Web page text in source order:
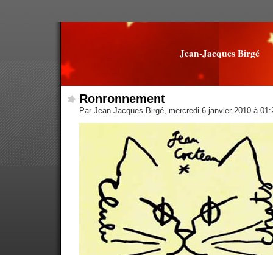
Jean-Jacques Birgé
Ronronnement
Par Jean-Jacques Birgé, mercredi 6 janvier 2010 à